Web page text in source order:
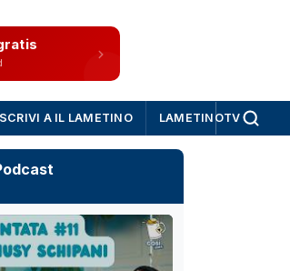
SCRIVI A IL LAMETINO LAMETINOTV